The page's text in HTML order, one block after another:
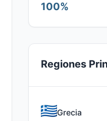
100%
Regiones
Grecia